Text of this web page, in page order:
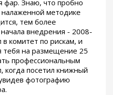
фар. Знаю, что пробно
методике
тем более
внедрения - 2008-
комитет по рискам, и
тебя на размещение 25
профессиональным
посетил книжный
фотографию